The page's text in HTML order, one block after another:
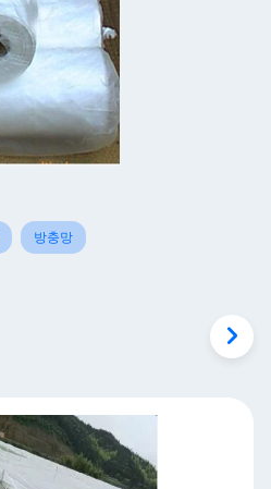
방충망